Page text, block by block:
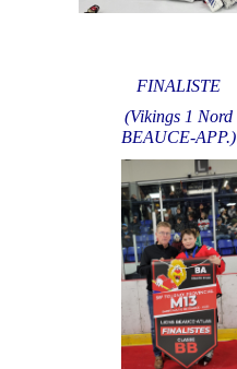
FINALISTE
(Vikings 1 Nord
BEAUCE-APP.)